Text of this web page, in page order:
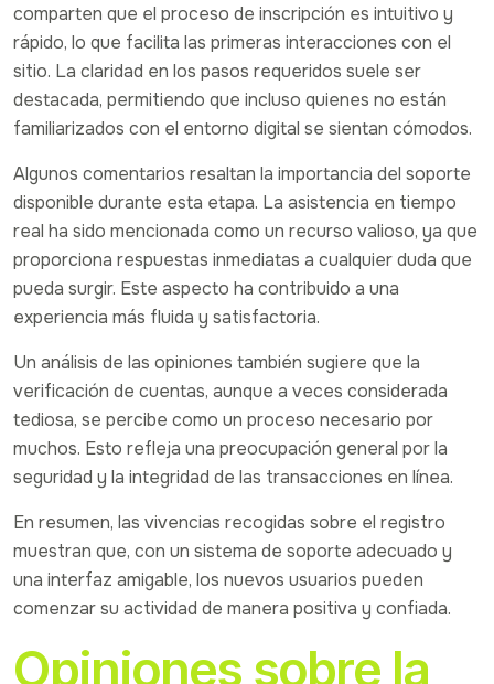
comparten que el proceso de inscripción es intuitivo y
rápido, lo que facilita las primeras interacciones con el
sitio. La claridad en los pasos requeridos suele ser
destacada, permitiendo que incluso quienes no están
familiarizados con el entorno digital se sientan cómodos.
Algunos comentarios resaltan la importancia del soporte
disponible durante esta etapa. La asistencia en tiempo
real ha sido mencionada como un recurso valioso, ya que
proporciona respuestas inmediatas a cualquier duda que
pueda surgir. Este aspecto ha contribuido a una
experiencia más fluida y satisfactoria.
Un análisis de las opiniones también sugiere que la
verificación de cuentas, aunque a veces considerada
tediosa, se percibe como un proceso necesario por
muchos. Esto refleja una preocupación general por la
seguridad y la integridad de las transacciones en línea.
En resumen, las vivencias recogidas sobre el registro
muestran que, con un sistema de soporte adecuado y
una interfaz amigable, los nuevos usuarios pueden
comenzar su actividad de manera positiva y confiada.
Opiniones sobre la